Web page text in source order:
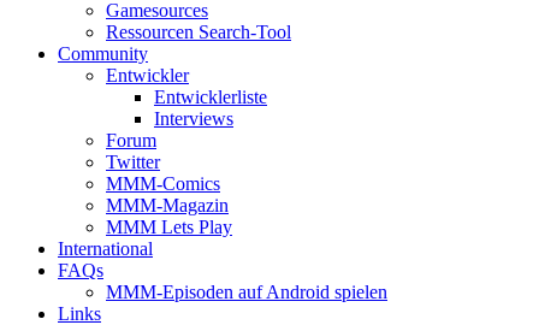
Gamesources
Ressourcen Search-Tool
Community
Entwickler
Entwicklerliste
Interviews
Forum
Twitter
MMM-Comics
MMM-Magazin
MMM Lets Play
International
FAQs
MMM-Episoden auf Android spielen
Links